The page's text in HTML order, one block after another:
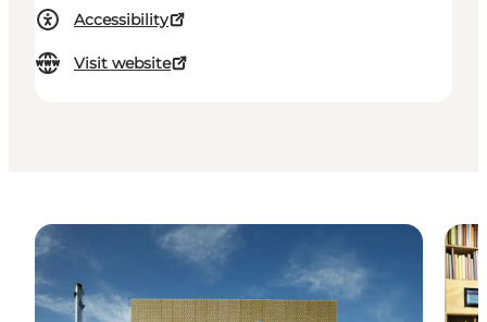
Accessibility
Visit website